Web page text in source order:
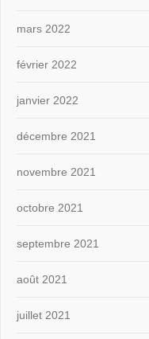
mars 2022
février 2022
janvier 2022
décembre 2021
novembre 2021
octobre 2021
septembre 2021
août 2021
juillet 2021